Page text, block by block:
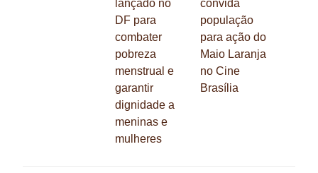
lançado no
DF para
combater
pobreza
menstrual e
garantir
dignidade a
meninas e
mulheres
convida
população
para ação do
Maio Laranja
no Cine
Brasília